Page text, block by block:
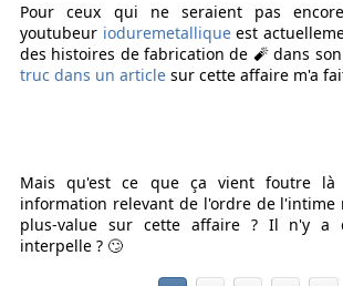
Pour ceux qui ne seraient pas
youtubeur ioduremetalliqueest
des histoires de fabrication de 🧨 dans
truc dans un article sur cette affaire m'a
Mais qu'est ce que ça vient foutre
information relevant de l'ordre de l'intime
plus-value sur cette affaire ? Il n'y a
interpelle ? 🙄